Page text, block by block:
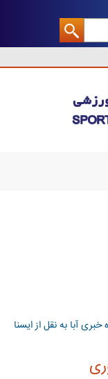
خبری آبا به نقل از ایسنا